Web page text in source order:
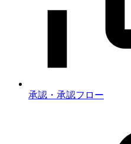
承認・承認フロー